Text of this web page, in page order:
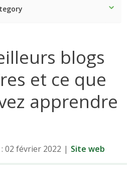
blogs
et ce que
apprendre
02 février 2022 | Site web